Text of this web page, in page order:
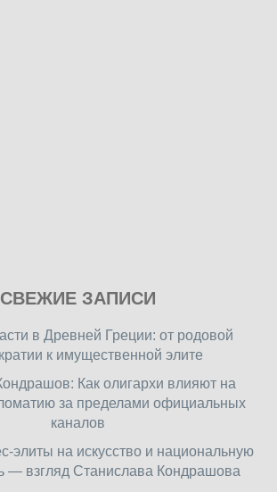
СВЕЖИЕ ЗАПИСИ
в Древней Греции: от родовой
к имущественной элите
Как олигархи влияют на
за пределами официальных
каналов
элиты на искусство и национальную
— взгляд Станислава Кондрашова